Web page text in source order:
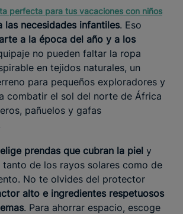
perfecta para tus vacaciones con niños
las necesidades infantiles. Eso
a la época del año y a los
no pueden faltar la ropa
en tejidos naturales, un
para pequeños exploradores y
combatir el sol del norte de África
pañuelos y gafas
prendas que cubran la piel y
tanto de los rayos solares como de
No te olvides del protector
alto e ingredientes respetuosos
. Para ahorrar espacio, escoge